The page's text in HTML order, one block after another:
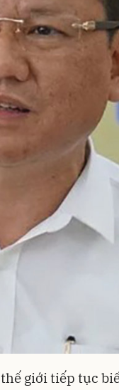
giới tiếp tục